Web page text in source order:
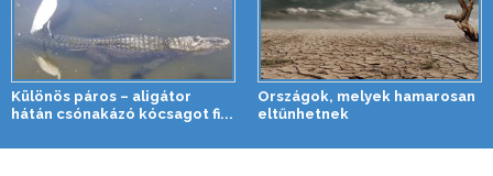
Különös páros – aligátor
hátán csónakázó kócsagot fi...
Országok, melyek hamarosan
eltűnhetnek